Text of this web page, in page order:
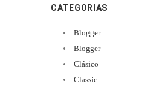
CATEGORIAS
Blogger
Blogger
Clásico
Classic